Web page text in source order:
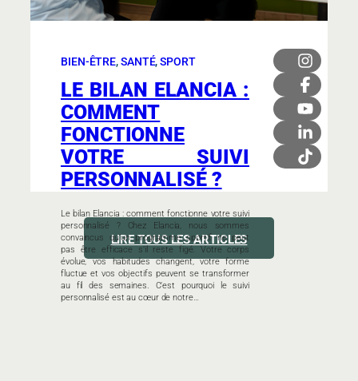
BIEN-ÊTRE, SANTÉ, SPORT
LE BILAN ELANCIA :
COMMENT
FONCTIONNE
VOTRE SUIVI
PERSONNALISÉ ?
Le bilan Elancia : comment fonctionne votre suivi
personnalisé ? Chez Elancia, nous sommes
convaincus qu’un programme sportif ne peut
pas être efficace s’il reste figé. Votre corps
évolue, vos habitudes changent, votre forme
fluctue et vos objectifs peuvent se transformer
au fil des semaines. C’est pourquoi le suivi
personnalisé est au cœur de notre…
LIRE TOUS LES ARTICLES